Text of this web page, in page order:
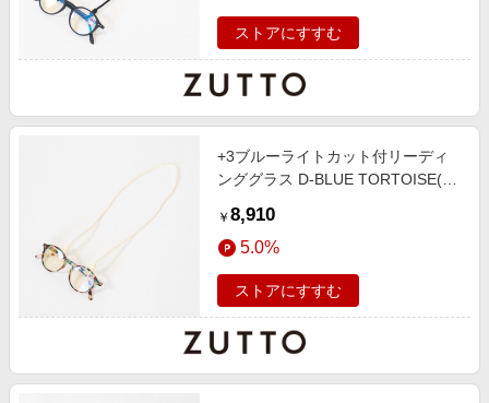
ストアにすすむ
+3ブルーライトカット付リーディ
ンググラス D-BLUE TORTOISE(グ
￥ 8,910
5.0%
ストアにすすむ